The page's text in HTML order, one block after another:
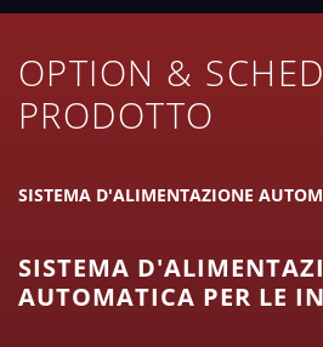
OPTION &
PRODOTTO
SISTEMA D'ALIMENTAZIONE
SISTEMA
AUTOMATICA PER LE